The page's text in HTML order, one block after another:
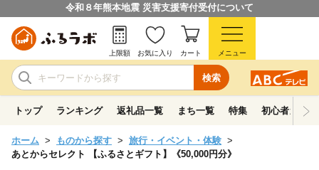
令和８年熊本地震 災害支援寄付受付について
検索
上限額 お気に入り カート メニュー
トップ ランキング 返礼品一覧 まち一覧 特集 初心者ガイド
ホーム ものから探す
旅行・イベント・体験
あとからセレクト 【ふるさとギフト】《50,000円分》